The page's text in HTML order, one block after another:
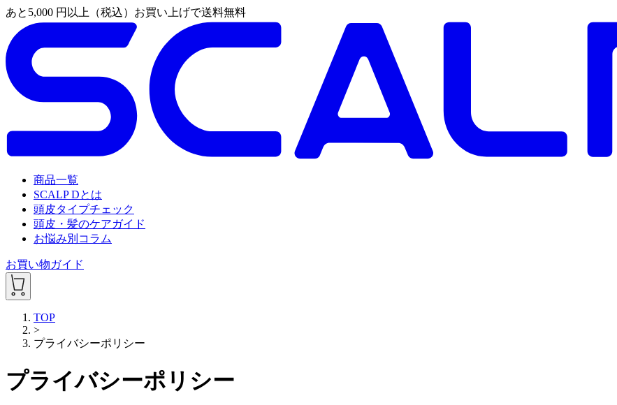
あと 5,000 円以上（税込）お買い上げで送料無料
商品一覧
SCALP Dとは
頭皮タイプチェック
頭皮・髪のケアガイド
お悩み別コラム
お買い物ガイド
TOP
>
プライバシーポリシー
プライバシーポリシー